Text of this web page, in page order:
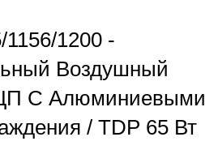
1156/1200 -
Воздушный
С Алюминиевыми
/ TDP 65 Вт